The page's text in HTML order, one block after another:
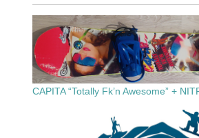
CAPITA “Totally Fk’n Awesome” +